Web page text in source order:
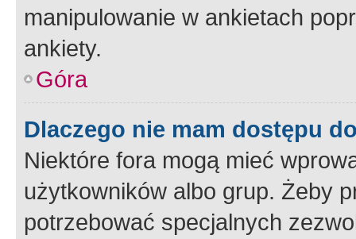
manipulowanie w ankietach
ankiety.
Góra
Dlaczego nie mam dostępu
Niektóre fora mogą mieć
użytkowników albo grup. Żeby
potrzebować specjalnych